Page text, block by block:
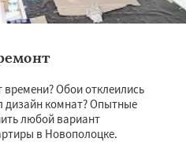
времени? Обои отклеились
дизайн комнат? Опытные
любой вариант
в Новополоцке.